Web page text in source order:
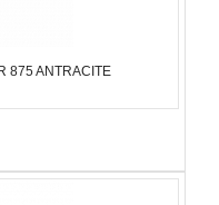
875 ANTRACITE